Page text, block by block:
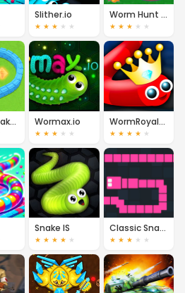
Slither.io
★ ★ ★ ★ ★
Worm Hunt - Snake Game IO Zone
★ ★ ★ ★ ★
Merge Snake Battle Wormax.io
★ ★ ★ ★ ★
WormRoyale.io
★ ★ ★ ★ ★
Snake IS
★ ★ ★ ★ ★
Classic Snake.io
★ ★ ★ ★ ★